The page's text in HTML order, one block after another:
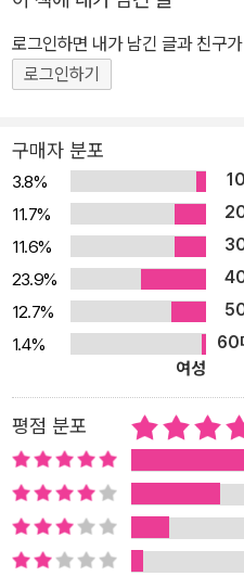
해지며 그의 여정은 예기치 못한 방향으로
는 목소리로 가득 찬 작품 1951년
당시, 기성세대는 주인공 홀든을
상을 바라보는 그의 삐딱한 태도
하지만 또래보다 예민한 감성의
따라 학생을 차별하는 교사들을
두하는 동급생들에게 냉소를 보내
들의 열광적인 지지를 이끌어냈다. 한편 그는 기성세대에는 반감을
드러내지만 어린아이들을 대할
순수함을 간직한 캐릭터이기도
대신해 작문 숙제를 해 줄 때도
이 깃든 야구 글러브를 소재로 선
게는 무조건적으로 애정을 표현
에 커서 무엇이 되고 싶니’라는 질
들을 지켜 주고 싶다고 대답하는
기꺼이 애정과 연민을 품는, 젊은
다. 예술가들의 영감이 된 세기의 베스트셀러 『호밀밭의 파수꾼』은
출간 당시 퇴학당한 문제아라는
로그인하면 내가 남긴 글과 친구
로그인하기
구매자 분포
3.8%
11.7%
11.6%
23.9%
12.7%
1.4%
60
여성
평점 분포